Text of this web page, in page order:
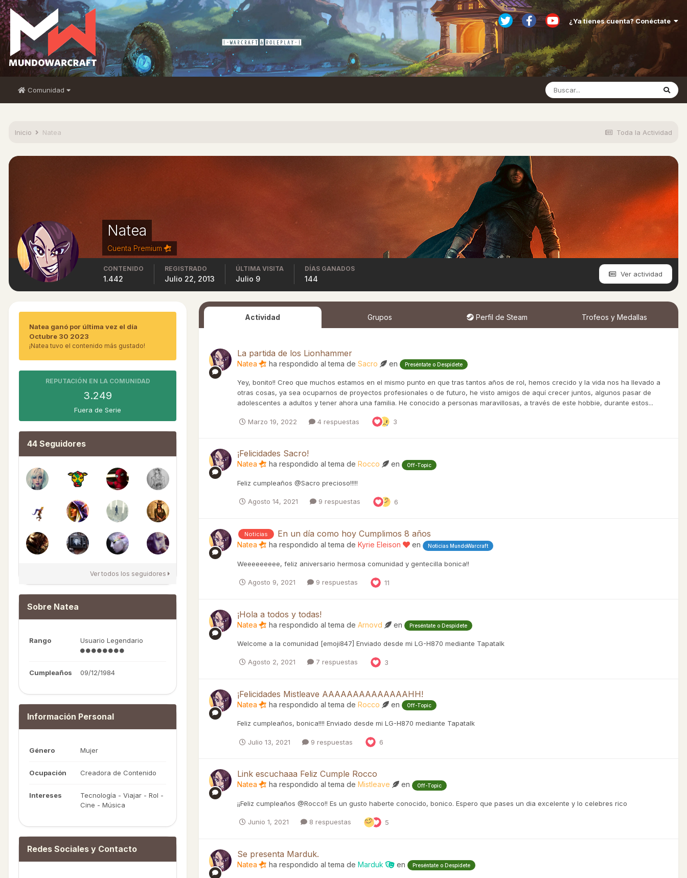
¿Ya tienes cuenta? Conéctate
Comunidad
Toda la Actividad
Inicio Natea
Natea
Cuenta Premium
Ver actividad
CONTENIDO
1.442
REGISTRADO
Julio 22, 2013
ÚLTIMA VISITA
Julio 9
DÍAS GANADOS
144
Natea ganó por última vez el día
Octubre 30 2023
¡Natea tuvo el contenido más gustado!
REPUTACIÓN EN LA COMUNIDAD
3.249
Fuera de Serie
44 Seguidores
Ver todos los seguidores
Sobre Natea
Rango Usuario Legendario
Cumpleaños 09/12/1984
Información Personal
Género Mujer
Ocupación Creadora de Contenido
Intereses
Tecnología - Viajar - Rol -
Cine - Música
Redes Sociales y Contacto
Actividad Grupos Perfil de Steam Trofeos y Medallas
La partida de los Lionhammer
Natea ha respondido al tema de Sacro en Preséntate o Despídete
Yey, bonito!! Creo que muchos estamos en el mismo punto en que tras tantos años de rol, hemos crecido y la vida nos ha llevado a
otras cosas, ya sea ocuparnos de proyectos profesionales o de futuro, he visto amigos de aquí crecer juntos, algunos pasar de
adolescentes a adultos y tener ahora una familia. He conocido a personas maravillosas, a través de este hobbie, durante estos...
Marzo 19, 2022 4 respuestas 3
¡Felicidades Sacro!
Natea ha respondido al tema de Rocco en Off-Topic
Feliz cumpleaños @Sacro precioso!!!!!
Agosto 14, 2021 9 respuestas 6
Noticias En un día como hoy Cumplimos 8 años
Natea ha respondido al tema de Kyrie Eleison en Noticias MundoWarcraft
Weeeeeeeee, feliz aniversario hermosa comunidad y gentecilla bonica!!
Agosto 9, 2021 9 respuestas 11
¡Hola a todos y todas!
Natea ha respondido al tema de Arnovd en Preséntate o Despídete
Welcome a la comunidad [emoji847] Enviado desde mi LG-H870 mediante Tapatalk
Agosto 2, 2021 7 respuestas 3
¡Felicidades Mistleave AAAAAAAAAAAAAAHH!
Natea ha respondido al tema de Rocco en Off-Topic
Feliz cumpleaños, bonica!!!! Enviado desde mi LG-H870 mediante Tapatalk
Julio 13, 2021 9 respuestas 6
Link escuchaaa Feliz Cumple Rocco
Natea ha respondido al tema de Mistleave en Off-Topic
¡¡Feliz cumpleaños @Rocco!! Es un gusto haberte conocido, bonico. Espero que pases un dia excelente y lo celebres rico
Junio 1, 2021 8 respuestas 5
Se presenta Marduk.
Natea ha respondido al tema de Marduk en Preséntate o Despídete